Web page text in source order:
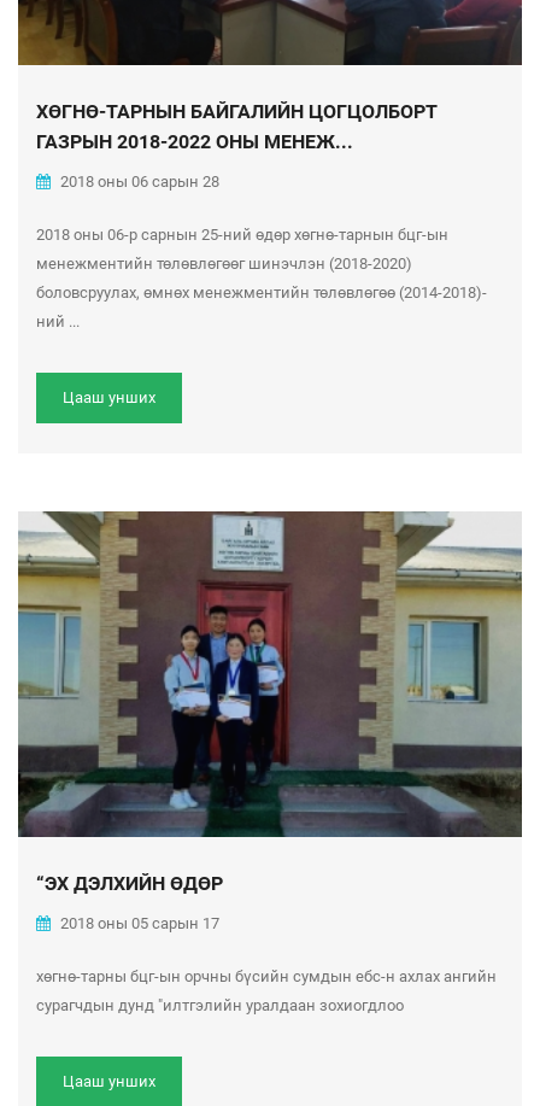
ХӨГНӨ-ТАРНЫН БАЙГАЛИЙН ЦОГЦОЛБОРТ
ГАЗРЫН 2018-2022 ОНЫ МЕНЕЖ...
2018 оны 06 сарын 28
2018 оны 06-р сарнын 25-ний өдөр хөгнө-тарнын бцг-ын
менежментийн төлөвлөгөөг шинэчлэн (2018-2020)
боловсруулах, өмнөх менежментийн төлөвлөгөө (2014-2018)-
ний ...
Цааш унших
“ЭХ ДЭЛХИЙН ӨДӨР
2018 оны 05 сарын 17
хөгнө-тарны бцг-ын орчны бүсийн сумдын ебс-н ахлах ангийн
сурагчдын дунд "илтгэлийн уралдаан зохиогдлоо
Цааш унших